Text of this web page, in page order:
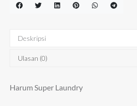
Deskripsi
Ulasan (0)
Harum Super Laundry